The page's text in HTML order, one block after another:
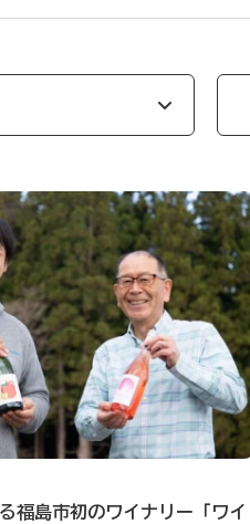
福島市初のワイナリー「ワイ